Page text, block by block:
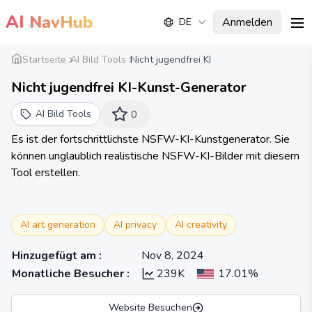
AI NavHub DE Anmelden
Startseite AI Bild Tools Nicht jugendfrei KI
Nicht jugendfrei KI-Kunst-Generator
AI Bild Tools 0
Es ist der fortschrittlichste NSFW-KI-Kunstgenerator. Sie
können unglaublich realistische NSFW-KI-Bilder mit diesem
Tool erstellen.
AI art generation AI privacy AI creativity
Hinzugefügt am :
Nov 8, 2024
Monatliche Besucher : 239K 17.01%
Website Besuchen